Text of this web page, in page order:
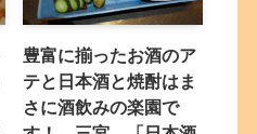
豊富に揃ったお酒のア
テと日本酒と焼酎はま
さに酒飲みの楽園で